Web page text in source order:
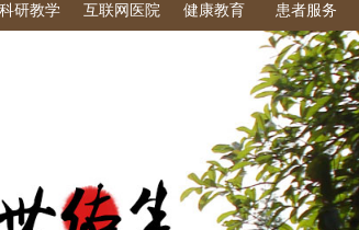
科研教学 互联网医院 健康教育 患者服务